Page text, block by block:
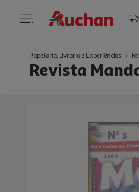
Papelaria, Livraria e Experiências
Revista